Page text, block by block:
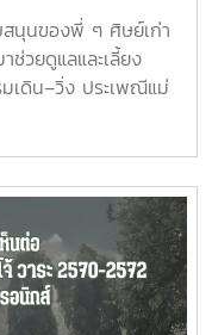
นุนของพี่ ๆ ศิษย์เก่า
วยดูแลและเลี้ยง
เดิน–วิ่ง ประเพณีแม่
แม่โจ้ ดูน้อยลง ดูน้อย